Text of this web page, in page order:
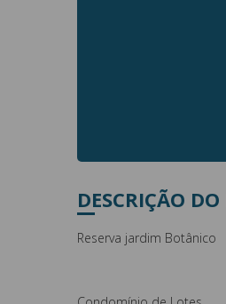
DESCRIÇÃO
Reserva jardim Botânico